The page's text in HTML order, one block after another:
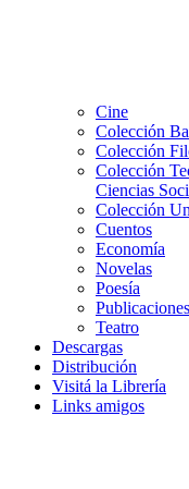
Cine
Colección
Colección
Colección
Ciencias
Colección
Cuentos
Economía
Novelas
Poesía
Teatro
Descargas
Distribución
Visitá la Librería
Links amigos